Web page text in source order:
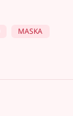
MASKA